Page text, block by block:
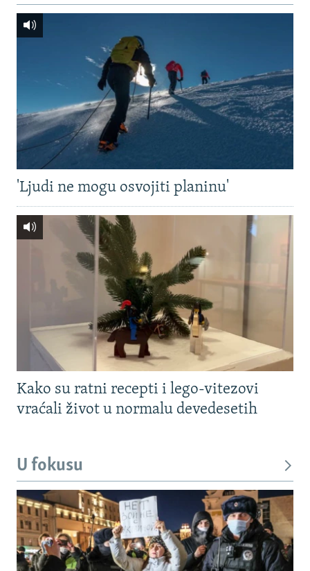
'Ljudi ne mogu osvojiti planinu'
Kako su ratni recepti i lego-vitezovi
vraćali život u normalu devedesetih
U fokusu